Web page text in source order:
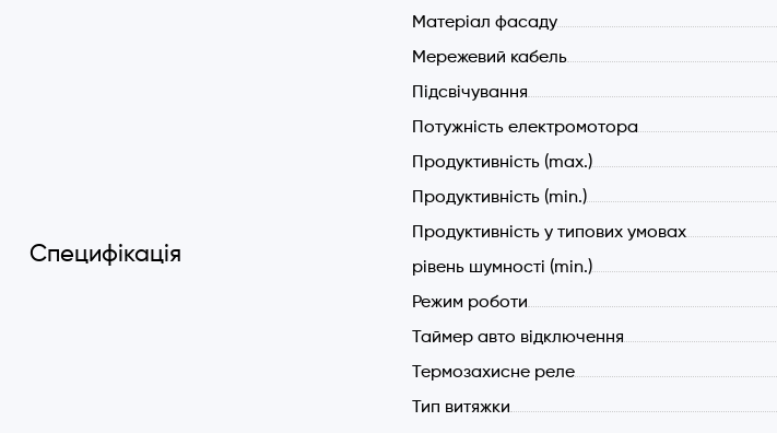
Специфікація
Матеріал фасаду
Мережевий кабель
Підсвічування
Потужність електромотора
Продуктивність (max.)
Продуктивність (min.)
Продуктивність у типових умовах
рівень шумності (min.)
Режим роботи
Таймер авто відключення
Термозахисне реле
Тип витяжки